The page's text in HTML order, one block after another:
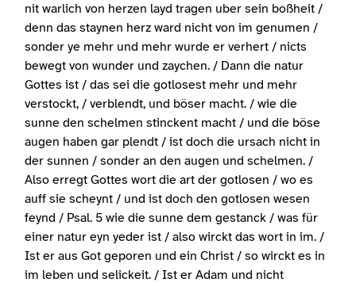
nit warlich von herzen layd tragen uber sein boßheit /
denn das staynen herz ward nicht von im genumen /
sonder ye mehr und mehr wurde er verhert / nicts
bewegt von wunder und zaychen. / Dann die natur
Gottes ist / das sei die gotlosest mehr und mehr
verstockt, / verblendt, und böser macht. / wie die
sunne den schelmen stinckent macht / und die böse
augen haben gar plendt / ist doch die ursach nicht in
der sunnen / sonder an den augen und schelmen. /
Also erregt Gottes wort die art der gotlosen / wo es
auff sie scheynt / und ist doch den gotlosen wesen
feynd / Psal. 5 wie die sunne dem gestanck / was für
einer natur eyn yeder ist / also wirckt das wort in im. /
Ist er aus Got geporen und ein Christ / so wirckt es in
im leben und selickeit. / Ist er Adam und nicht